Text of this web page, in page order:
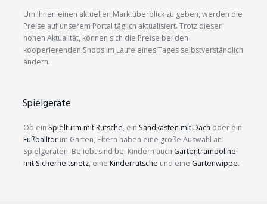
Um Ihnen einen aktuellen Marktüberblick zu geben, werden die
Preise auf unserem Portal täglich aktualisiert. Trotz dieser
hohen Aktualität, können sich die Preise bei den
kooperierenden Shops im Laufe eines Tages selbstverständlich
ändern.
Spielgeräte
Ob ein Spielturm mit Rutsche, ein Sandkasten mit Dach oder ein
Fußballtor im Garten, Eltern haben eine große Auswahl an
Spielgeräten. Beliebt sind bei Kindern auch Gartentrampoline
mit Sicherheitsnetz, eine Kinderrutsche und eine Gartenwippe.